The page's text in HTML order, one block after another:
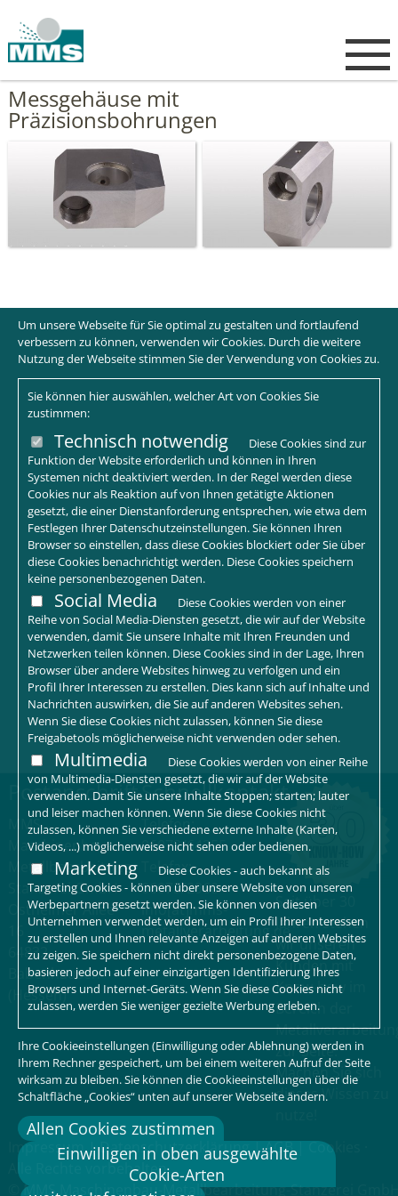
Messgehäuse mit
Präzisionsbohrungen
Postanschrift
MMS
Maschinenbau-
Metallbearbeitung-
Stanzerei GmbH
Ostheimer Allee
64832
Babenhausen
(Hessen)
Schnellkontakt
Telefon:
06073/64255
Telefax:
06073/2960
info[at]mms-
metallverarbeitung.de
Seit über 30
Jahren stehen
wir unseren
Kunden mit
Know-how im
Bereich der
zur Seite.
Machen Sie sich
dieses Wissen zu
Impressum|Datenschutzerklärung|AGB|Cookies
Alle Rechte vorbehalten
© MMS Maschinenbau-Metallbearbeitung-Stanzerei
Um unsere Webseite für Sie optimal zu gestalten und fortlaufend
verbessern zu können, verwenden wir Cookies. Durch die weitere
Nutzung der Webseite stimmen Sie der Verwendung von Cookies zu.
Sie können hier auswählen, welcher Art von Cookies Sie
zustimmen:
Technisch notwendig
Diese Cookies sind zur
Funktion der Website erforderlich und können in Ihren
Systemen nicht deaktiviert werden. In der Regel werden diese
Cookies nur als Reaktion auf von Ihnen getätigte Aktionen
gesetzt, die einer Dienstanforderung entsprechen, wie etwa dem
Festlegen Ihrer Datenschutzeinstellungen. Sie können Ihren
Browser so einstellen, dass diese Cookies blockiert oder Sie über
diese Cookies benachrichtigt werden. Diese Cookies speichern
keine personenbezogenen Daten.
Social Media
Diese Cookies werden von einer
Reihe von Social Media-Diensten gesetzt, die wir auf der Website
verwenden, damit Sie unsere Inhalte mit Ihren Freunden und
Netzwerken teilen können. Diese Cookies sind in der Lage, Ihren
Browser über andere Websites hinweg zu verfolgen und ein
Profil Ihrer Interessen zu erstellen. Dies kann sich auf Inhalte und
Nachrichten auswirken, die Sie auf anderen Websites sehen.
Wenn Sie diese Cookies nicht zulassen, können Sie diese
Freigabetools möglicherweise nicht verwenden oder sehen.
Multimedia
Diese Cookies werden von einer Reihe
von Multimedia-Diensten gesetzt, die wir auf der Website
verwenden. Damit Sie unsere Inhalte Stoppen; starten; lauter
und leiser machen können. Wenn Sie diese Cookies nicht
zulassen, können Sie verschiedene externe Inhalte (Karten,
Videos, ...) möglicherweise nicht sehen oder bedienen.
Marketing
Diese Cookies - auch bekannt als
Targeting Cookies - können über unsere Website von unseren
Werbepartnern gesetzt werden. Sie können von diesen
Unternehmen verwendet werden, um ein Profil Ihrer Interessen
zu erstellen und Ihnen relevante Anzeigen auf anderen Websites
zu zeigen. Sie speichern nicht direkt personenbezogene Daten,
basieren jedoch auf einer einzigartigen Identifizierung Ihres
Browsers und Internet-Geräts. Wenn Sie diese Cookies nicht
zulassen, werden Sie weniger gezielte Werbung erleben.
Ihre Cookieeinstellungen (Einwilligung oder Ablehnung) werden in
Ihrem Rechner gespeichert, um bei einem weiteren Aufruf der Seite
wirksam zu bleiben. Sie können die Cookieeinstellungen über die
Schaltfläche „Cookies“ unten auf unserer Webseite ändern.
Allen Cookies zustimmen
Einwilligen in oben ausgewählte
Cookie-Arten